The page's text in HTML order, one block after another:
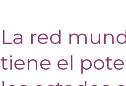
La red
tiene el
La
red
mundial
de
facilitación